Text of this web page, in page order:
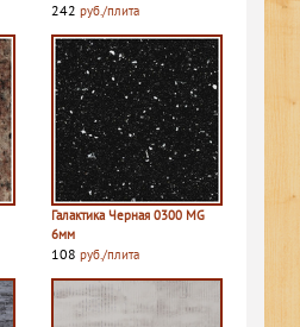
242 руб./плита
Галактика Черная 0300 MG
6мм
108 руб./плита